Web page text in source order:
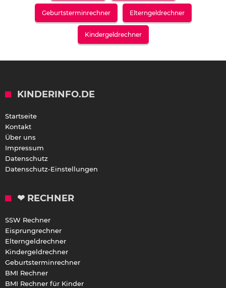
Geburtsterminrechner Elterngeldrechner
Kindergeldrechner
KINDERINFO.DE
Startseite
Kontakt
Über uns
Impressum
Datenschutz
Datenschutz-Einstellungen
❤ RECHNER
SSW Rechner
Eisprungrechner
Elterngeldrechner
Kindergeldrechner
Geburtsterminrechner
BMI Rechner
BMI Rechner für Kinder